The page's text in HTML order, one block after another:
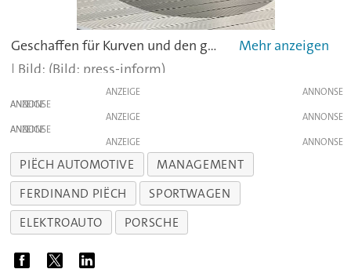
Geschaffen für Kurven und den ganz dicken Geldbeutel: der Bugatti Divo kostet 5,95 Millionen Euro.
(Bild: press-inform)
ANZEIGE
ANZEIGE
ANZEIGE
ANZEIGE
ANZEIGE
PIËCH AUTOMOTIVE
MANAGEMENT
FERDINAND PIËCH
SPORTWAGEN
ELEKTROAUTO
PORSCHE